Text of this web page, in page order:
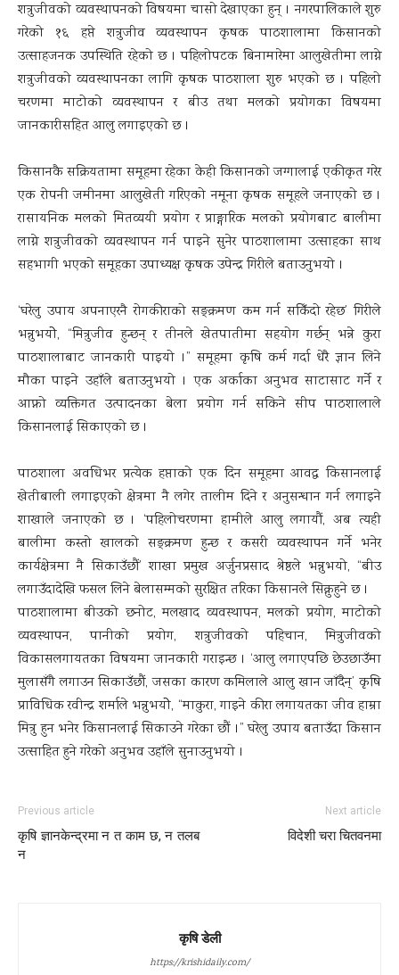
शत्रुजीवको व्यवस्थापनको विषयमा चासो देखाएका हुन् । नगरपालिकाले शुरु
गरेको १६ हप्ते शत्रुजीव व्यवस्थापन कृषक पाठशालामा किसानको
उत्साहजनक उपस्थिति रहेको छ । पहिलोपटक बिनामारेमा आलुखेतीमा लाग्ने
शत्रुजीवको व्यवस्थापनका लागि कृषक पाठशाला शुरु भएको छ । पहिलो
चरणमा माटोको व्यवस्थापन र बीउ तथा मलको प्रयोगका विषयमा
जानकारीसहित आलु लगाइएको छ ।
किसानकै सक्रियतामा समूहमा रहेका केही किसानको जग्गालाई एकीकृत गरेर
एक रोपनी जमीनमा आलुखेती गरिएको नमूना कृषक समूहले जनाएको छ ।
रासायनिक मलको मितव्ययी प्रयोग र प्राङ्गारिक मलको प्रयोगबाट बालीमा
लाग्ने शत्रुजीवको व्यवस्थापन गर्न पाइने सुनेर पाठशालामा उत्साहका साथ
सहभागी भएको समूहका उपाध्यक्ष कृषक उपेन्द्र गिरीले बताउनुभयो ।
‘घरेलु उपाय अपनाएरनै रोगकीराको सङ्क्रमण कम गर्न सकिँदो रहेछ’ गिरीले
भन्नुभयोे, “मित्रुजीव हुन्छन् र तीनले खेतपातीमा सहयोग गर्छन् भन्ने कुरा
पाठशालाबाट जानकारी पाइयो ।” समूहमा कृषि कर्म गर्दा धेरै ज्ञान लिने
मौका पाइने उहाँले बताउनुभयो । एक अर्काका अनुभव साटासाट गर्ने र
आफ्नो व्यक्तिगत उत्पादनका बेला प्रयोग गर्न सकिने सीप पाठशालाले
किसानलाई सिकाएको छ ।
पाठशाला अवधिभर प्रत्येक हप्ताको एक दिन समूहमा आवद्ध किसानलाई
खेतीबाली लगाइएको क्षेत्रमा नै लगेर तालीम दिने र अनुसन्धान गर्न लगाइने
शाखाले जनाएको छ । ‘पहिलोचरणमा हामीले आलु लगायौं, अब त्यही
बालीमा कस्तो खालको सङ्क्रमण हुन्छ र कसरी व्यवस्थापन गर्ने भनेर
कार्यक्षेत्रमा नै सिकाउँछौं’ शाखा प्रमुख अर्जुनप्रसाद श्रेष्ठले भन्नुभयो, “बीउ
लगाउँदादेखि फसल लिने बेलासम्मको सुरक्षित तरिका किसानले सिक्नुहुने छ ।
पाठशालामा बीउको छनोट, मलखाद व्यवस्थापन, मलको प्रयोग, माटोको
व्यवस्थापन, पानीको प्रयोग, शत्रुजीवको पहिचान, मित्रुजीवको
विकासलगायतका विषयमा जानकारी गराइन्छ । ‘आलु लगाएपछि छेउछाउँमा
मुलासँगै लगाउन सिकाउँछौं, जसका कारण कमिलाले आलु खान जाँदैन्’ कृषि
प्राविधिक रवीन्द्र शर्माले भन्नुभयोे, “माकुरा, गाइने कीरा लगायतका जीव हाम्रा
मित्रु हुन भनेर किसानलाई सिकाउने गरेका छौं ।” घरेलु उपाय बताउँदा किसान
उत्साहित हुने गरेको अनुभव उहाँले सुनाउनुभयो ।
Previous article
कृषि ज्ञानकेन्द्रमा न त काम छ, न तलब
न
Next article
विदेशी चरा चितवनमा
कृषि डेली
https://krishidaily.com/